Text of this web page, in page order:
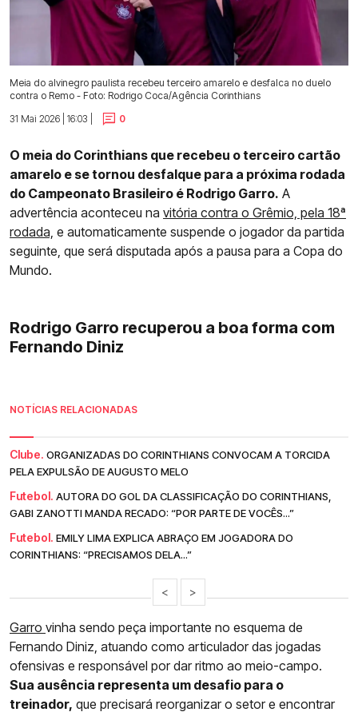
Meia do alvinegro paulista recebeu terceiro amarelo e desfalca no duelo
contra o Remo - Foto: Rodrigo Coca/Agência Corinthians
31 Mai 2026 | 16:03 |
0
O meia do Corinthians que recebeu o terceiro cartão
amarelo e se tornou desfalque para a próxima rodada
do Campeonato Brasileiro é Rodrigo Garro. A
advertência aconteceu na vitória contra o Grêmio, pela 18ª
rodada, e automaticamente suspende o jogador da partida
seguinte, que será disputada após a pausa para a Copa do
Mundo.
Rodrigo Garro recuperou a boa forma com
Fernando Diniz
NOTÍCIAS RELACIONADAS
Clube. ORGANIZADAS DO CORINTHIANS CONVOCAM A TORCIDA
PELA EXPULSÃO DE AUGUSTO MELO
Futebol. AUTORA DO GOL DA CLASSIFICAÇÃO DO CORINTHIANS,
GABI ZANOTTI MANDA RECADO: “POR PARTE DE VOCÊS...”
Futebol. EMILY LIMA EXPLICA ABRAÇO EM JOGADORA DO
CORINTHIANS: “PRECISAMOS DELA...”
< >
Garro vinha sendo peça importante no esquema de
Fernando Diniz, atuando como articulador das jogadas
ofensivas e responsável por dar ritmo ao meio-campo.
Sua ausência representa um desafio para o
treinador, que precisará reorganizar o setor e encontrar